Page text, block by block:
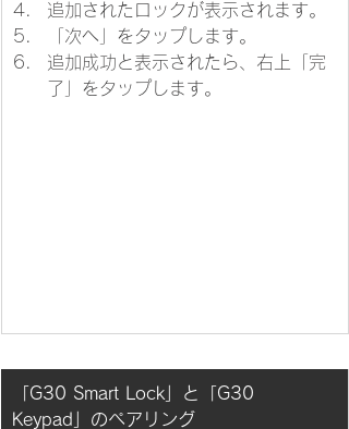
追加されたロックが表示されます。
「次へ」をタップします。
追加成功と表示されたら、右上「完
了」をタップします。
​「G30 Smart Lock」と「G30
Keypad」のペアリング